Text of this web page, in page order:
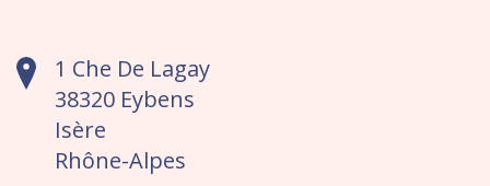
1 Che De Lagay
38320 Eybens
Isère
Rhône-Alpes